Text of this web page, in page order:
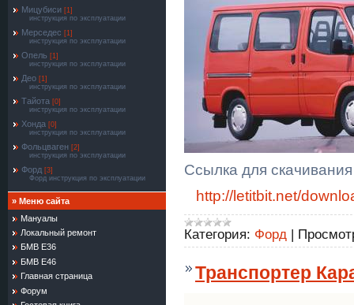
Мицубиси [1]
инструкция по эксплуатации
Мерседес [1]
инструкция по эксплуатации
Опель [1]
инструкция по эксплуатации
Део [1]
инструкция по эксплуатации
Тайота [0]
инструкция по эксплуатации
Хонда [0]
инструкция по эксплуатации
Фольцваген [2]
инструкция по эксплуатации
Форд [3]
Форд инструкция по эксплуатации
» Меню сайта
Мануалы
Локальный ремонт
БМВ Е36
БМВ Е46
Главная страница
Форум
Ссылка для скачивания
http://letitbit.net/
Категория: Форд
Транспортер